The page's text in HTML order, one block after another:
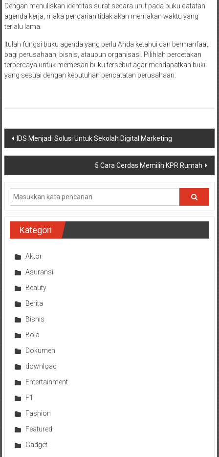
Dengan menuliskan identitas surat secara urut pada buku catatan
agenda kerja, maka pencarian tidak akan memakan waktu yang
terlalu lama.
Itulah fungsi buku agenda yang perlu Anda ketahui dan bermanfaat
bagi perusahaan, bisnis, ataupun organisasi. Pilihlah percetakan
terpercaya untuk memesan buku tersebut agar mendapatkan buku
yang sesuai dengan kebutuhan pencatatan perusahaan.
Navigasi
pos
IDS Menjadi Solusi Untuk Sekolah Digital Marketing
5 Cara Cerdas Memilih KPR Rumah
Kategori
Aktor
Asuransi
Beauty
Berita
Bisnis
Bola
Dokumen
download
Entertainment
F1
Fashion
Featured
Gadget